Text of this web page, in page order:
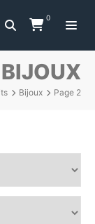
0
BIJOUX
Bijoux Page 2